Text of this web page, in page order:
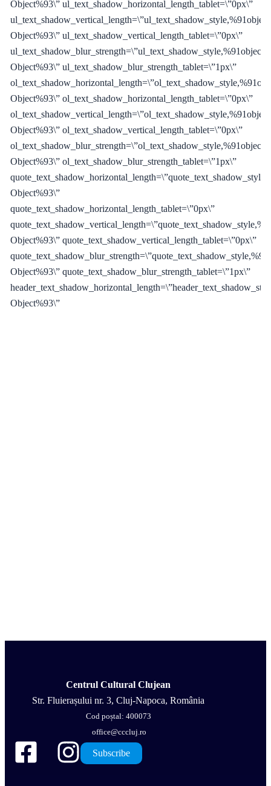
Object%93\” ul_text_shadow_horizontal_length_tablet=\”0px\”
ul_text_shadow_vertical_length=\”ul_text_shadow_style,%91object
Object%93\” ul_text_shadow_vertical_length_tablet=\”0px\”
ul_text_shadow_blur_strength=\”ul_text_shadow_style,%91object
Object%93\” ul_text_shadow_blur_strength_tablet=\”1px\”
Object%93\” ol_text_shadow_horizontal_length_tablet=\”0px\”
ol_text_shadow_vertical_length=\”ol_text_shadow_style,%91object
Object%93\” ol_text_shadow_vertical_length_tablet=\”0px\”
ol_text_shadow_blur_strength=\”ol_text_shadow_style,%91object
Object%93\” ol_text_shadow_blur_strength_tablet=\”1px\”
Object%93\”
quote_text_shadow_horizontal_length_tablet=\”0px\”
Object%93\” quote_text_shadow_vertical_length_tablet=\”0px\”
Object%93\” quote_text_shadow_blur_strength_tablet=\”1px\”
Object%93\”
Centrul Cultural Clujean
Str. Fluierașului nr. 3, Cluj-Napoca, România
Cod poștal: 400073
office@cccluj.ro
Subscribe